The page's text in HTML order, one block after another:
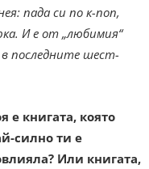
пада си по к-поп,
И е от „любимия“
последните шест-
е книгата, която
силно ти е
Или книгата,